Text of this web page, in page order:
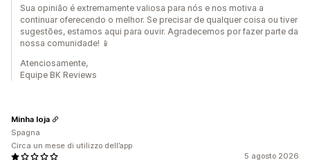
Sua opinião é extremamente valiosa para nós e nos motiva a
continuar oferecendo o melhor. Se precisar de qualquer coisa ou tiver
sugestões, estamos aqui para ouvir. Agradecemos por fazer parte da
nossa comunidade! 📱
Atenciosamente,
Equipe BK Reviews
5 agosto 2026
Minha loja
Spagna
Circa un mese di utilizzo dell’app